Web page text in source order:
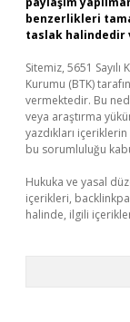
benzerlikleri
taslak halindedir
Sitemiz, 5651
Kurumu (BTK)
vermektedir. Bu
veya araştırma
yazdıkları
bu sorumluluğu
Hukuka ve yasal
içerikleri,
halinde, ilgili